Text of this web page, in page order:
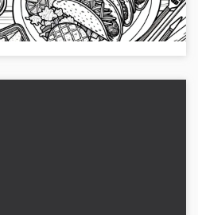
principal. Télécharge-la maintenant
et commence ton projet créatif !...